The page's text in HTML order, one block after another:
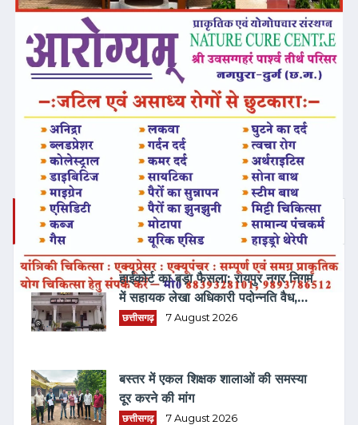
❮ ❯
ताज़ा समाचार
हाईकोर्ट का बड़ा फैसला: रायपुर नगर निगम
में सहायक लेखा अधिकारी पदोन्नति वैध,
सिंगल बेंच का आदेश रद्द
छत्तीसगढ़ 7 August 2026
बस्तर में एकल शिक्षक शालाओं की समस्या
दूर करने की मांग
छत्तीसगढ़ 7 August 2026